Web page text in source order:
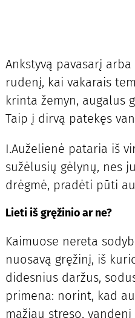
Ankstyvą pavasarį
rudenį, kai vakarais
krinta žemyn, augalus
Taip į dirvą patekęs
I.Auželienė pataria iš
sužėlusių gėlynų, nes
drėgmė, pradėti pūti
Lieti iš gręžinio ar ne?
Kaimuose nereta
nuosavą gręžinį, iš
didesnius daržus,
primena: norint, kad
mažiau streso,